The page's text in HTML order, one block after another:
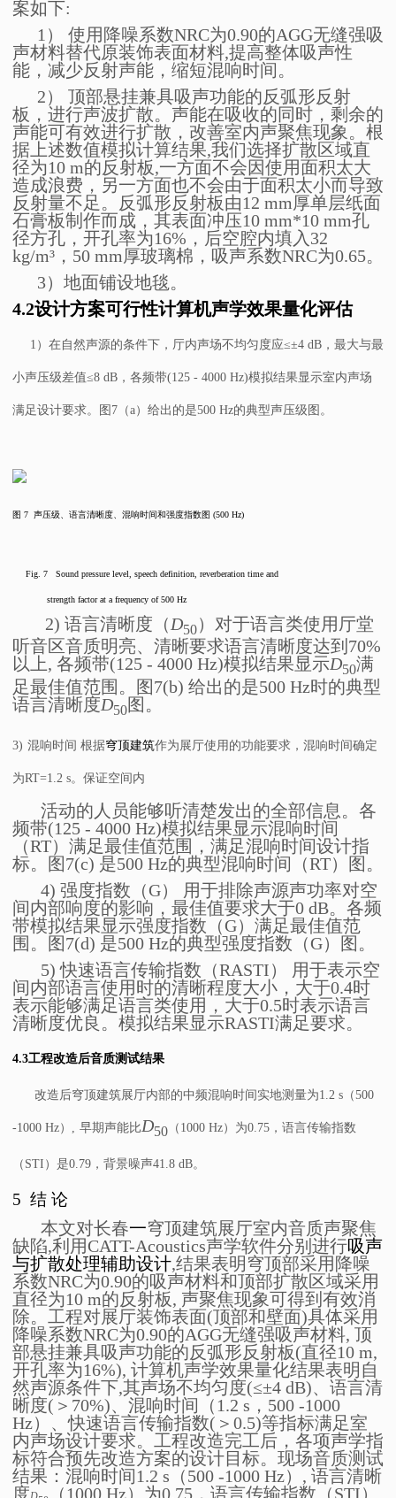
案如下:
1） 使用降噪系数NRC为0.90的AGG无缝强吸
声材料替代原装饰表面材料,提高整体吸声性
能，减少反射声能，缩短混响时间。
2） 顶部悬挂兼具吸声功能的反弧形反射
板，进行声波扩散。声能在吸收的同时，剩余的
声能可有效进行扩散，改善室内声聚焦现象。根
据上述数值模拟计算结果,我们选择扩散区域直
径为10 m的反射板,一方面不会因使用面积太大
造成浪费，另一方面也不会由于面积太小而导致
反射量不足。反弧形反射板由12 mm厚单层纸面
石膏板制作而成，其表面冲压10 mm*10 mm孔
径方孔，开孔率为16%，后空腔内填入32
kg/m³，50 mm厚玻璃棉，吸声系数NRC为0.65。
3）地面铺设地毯。
4.2设计方案可行性计算机声学效果量化评估
1 ） 在自然声源的条件下，厅内声场不均匀度应≤±4 dB，最大与最
小声压级差值≤8 dB，各频带(125 - 4000 Hz)模拟结果显示室内声场
满足设计要求。图 7（a） 给出的是500 Hz的典型声压级图 。
图 7 声压级、语言清晰度、混响时间和强度指数图 (500 Hz)
Fig. 7 Sound pressure level, speech definition, reverberation time and
strength factor at a frequency of 500 Hz
2) 语言清晰度（D50）对于语言类使用厅堂
听音区音质明亮、清晰要求语言清晰度达到70%
以上, 各频带(125 - 4000 Hz)模拟结果显示D50满
足最佳值范围。图7(b) 给出的是500 Hz时的典型
语言清晰度D50图。
3) 混响时间 根据穹顶建筑作为展厅使用的功能要求，混响时间确定
为RT=1.2 s。保证空间内
活动的人员能够听清楚发出的全部信息。各
频带(125 - 4000 Hz)模拟结果显示混响时间
（RT）满足最佳值范围，满足混响时间设计指
标。图7(c) 是500 Hz的典型混响时间（RT）图。
4) 强度指数 （G） 用于排除声源声功率对空
间内部响度的影响，最佳值要求大于0 dB。各频
带模拟结果显示强度指数（G）满足最佳值范
围。图7(d) 是500 Hz的典型强度指数（G）图。
5) 快速语言传输指数（RASTI） 用于表示空
间内部语言使用时的清晰程度大小，大于0.4时
表示能够满足语言类使用，大于0.5时表示语言
清晰度优良。模拟结果显示RASTI满足要求。
4.3工程改造后音质测试结果
改造后穹顶建筑展厅内部的中频混响时间实地测量为1.2 s（500
-1000 Hz） , 早期声能比D50（ 1000 Hz） 为0.75，语言传输指数
（ STI ） 是0.79，背景噪声41.8 dB。
5 结 论
本文对长春一穹顶建筑展厅室内音质声聚焦
缺陷,利用CATT-Acoustics声学软件分别进行吸声
与扩散处理辅助设计,结果表明穹顶部采用降噪
系数NRC为0.90的吸声材料和顶部扩散区域采用
直径为10 m的反射板, 声聚焦现象可得到有效消
除。工程对展厅装饰表面(顶部和壁面)具体采用
降噪系数NRC为0.90的AGG无缝强吸声材料, 顶
部悬挂兼具吸声功能的反弧形反射板(直径10 m,
开孔率为16%), 计算机声学效果量化结果表明自
然声源条件下,其声场不均匀度(≤±4 dB)、语言清
晰度(＞70%)、混响时间（1.2 s，500 -1000
Hz）、快速语言传输指数(＞0.5)等指标满足室
内声场设计要求。工程改造完工后， 各项声学指
标符合预先改造方案的设计目标。 现场音质测试
结果：混响时间1.2 s（500 -1000 Hz）, 语言清晰
度
（1000 Hz）为0.75，语言传输指数（STI）